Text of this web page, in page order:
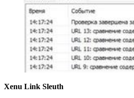
Xenu Link Sleuth